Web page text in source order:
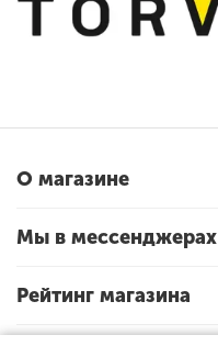
О магазине
Мы в мессенджерах
Рейтинг магазина